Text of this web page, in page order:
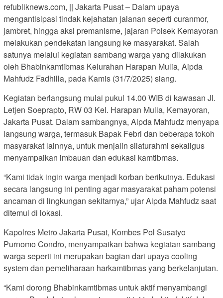
refubliknews.com, || Jakarta Pusat – Dalam upaya
mengantisipasi tindak kejahatan jalanan seperti curanmor,
jambret, hingga aksi premanisme, jajaran Polsek Kemayoran
melakukan pendekatan langsung ke masyarakat. Salah
satunya melalui kegiatan sambang warga yang dilakukan
oleh Bhabinkamtibmas Kelurahan Harapan Mulia, Aipda
Mahfudz Fadhilla, pada Kamis (31/7/2025) siang.
Kegiatan berlangsung mulai pukul 14.00 WIB di kawasan Jl.
Letjen Soeprapto, RW 03 Kel. Harapan Mulia, Kemayoran,
Jakarta Pusat. Dalam sambangnya, Aipda Mahfudz menyapa
langsung warga, termasuk Bapak Febri dan beberapa tokoh
masyarakat lainnya, untuk menjalin silaturahmi sekaligus
menyampaikan imbauan dan edukasi kamtibmas.
“Kami tidak ingin warga menjadi korban berikutnya. Edukasi
secara langsung ini penting agar masyarakat paham potensi
ancaman di lingkungan sekitarnya,” ujar Aipda Mahfudz saat
ditemui di lokasi.
Kapolres Metro Jakarta Pusat, Kombes Pol Susatyo
Purnomo Condro, menyampaikan bahwa kegiatan sambang
warga seperti ini merupakan bagian dari upaya cooling
system dan pemeliharaan harkamtibmas yang berkelanjutan.
“Kami dorong Bhabinkamtibmas untuk aktif menyambangi